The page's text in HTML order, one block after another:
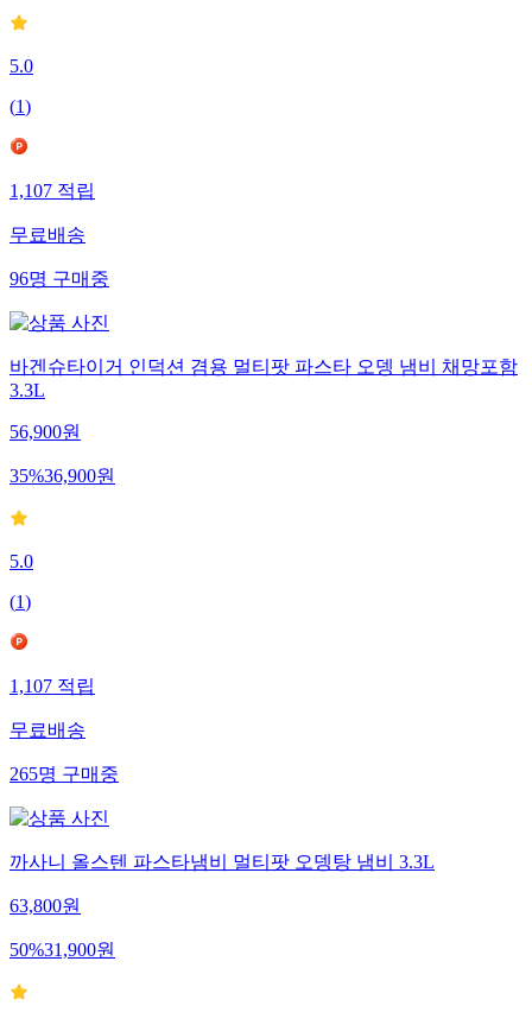
5.0
(1)
1,107적립
무료배송
96명구매중
바겐슈타이거 인덕션 겸용 멀티팟 파스타 오뎅 냄비 채망포함
3.3L
56,900원
35%36,900원
5.0
(1)
1,107적립
무료배송
265명구매중
까사니 올스텐 파스타냄비 멀티팟 오뎅탕 냄비 3.3L
63,800원
50%31,900원